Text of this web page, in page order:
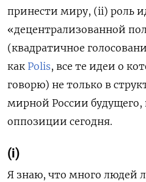
принести миру, (ii) роль
«децентрализованной
(квадратичное
как Polis, все те идеи о
говорю) не только в
мирной России будущего,
оппозиции сегодня.
(i)
Я знаю, что много людей